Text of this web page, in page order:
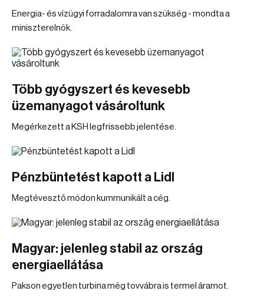
Energia- és vízügyi forradalomra van szükség - mondta a
miniszterelnök.
Több gyógyszert és kevesebb
üzemanyagot vásároltunk
Megérkezett a KSH legfrissebb jelentése.
Pénzbüntetést kapott a Lidl
Megtévesztő módon kummunikált a cég.
Magyar: jelenleg stabil az ország
energiaellátása
Pakson egyetlen turbina még tovvábra is termel áramot.